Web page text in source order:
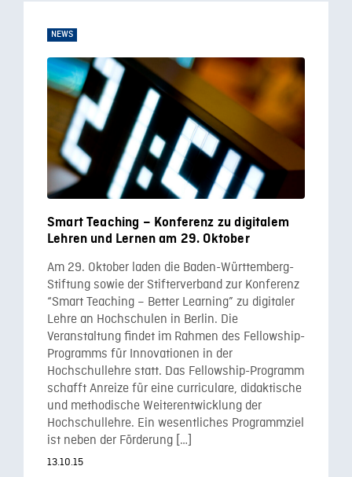
NEWS
Smart Teaching – Konferenz zu digitalem
Lehren und Lernen am 29. Oktober
Am 29. Oktober laden die Baden-Württemberg-
Stiftung sowie der Stifterverband zur Konferenz
“Smart Teaching – Better Learning” zu digitaler
Lehre an Hochschulen in Berlin. Die
Veranstaltung findet im Rahmen des Fellowship-
Programms für Innovationen in der
Hochschullehre statt. Das Fellowship-Programm
schafft Anreize für eine curriculare, didaktische
und methodische Weiterentwicklung der
Hochschullehre. Ein wesentliches Programmziel
ist neben der Förderung […]
13.10.15